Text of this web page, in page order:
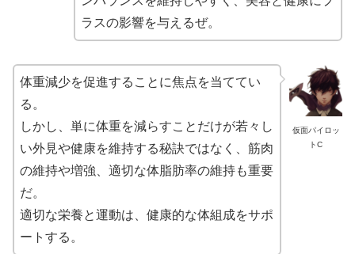
ラスの影響を与えるぜ。
仮面パイロッ
トC
体重減少を促進することに焦点を当ててい
る。
しかし、単に体重を減らすことだけが若々し
い外見や健康を維持する秘訣ではなく、筋肉
の維持や増強、適切な体脂肪率の維持も重要
だ。
適切な栄養と運動は、健康的な体組成をサポ
ートする。